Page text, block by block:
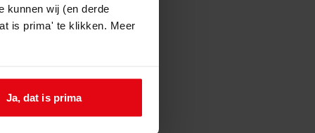
kunnen wij (en derde
is prima' te klikken. Meer
Ja, dat is prima